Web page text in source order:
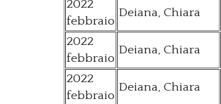
2022
febbraio
Deiana, Chiara
2022
febbraio
Deiana, Chiara
2022
febbraio
Deiana, Chiara